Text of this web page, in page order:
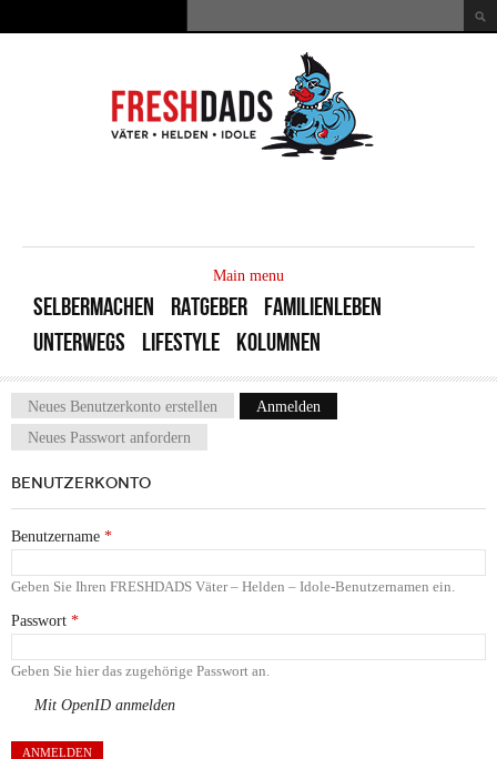
Suchformular
Main menu
SELBERMACHEN RATGEBER
FAMILIENLEBEN
UNTERWEGS
LIFESTYLE KOLUMNEN
Haupt-Reiter
Neues Benutzerkonto erstellen Anmelden
Neues Passwort anfordern
BENUTZERKONTO
Benutzername *
Geben Sie Ihren FRESHDADS Väter – Helden – Idole-Benutzernamen ein.
Passwort *
Geben Sie hier das zugehörige Passwort an.
Mit OpenID anmelden